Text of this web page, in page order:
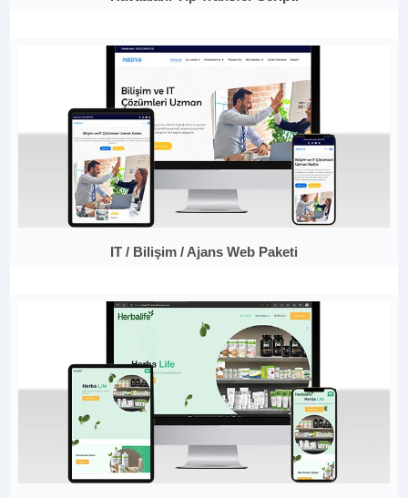
IT / Bilişim / Ajans Web Paketi